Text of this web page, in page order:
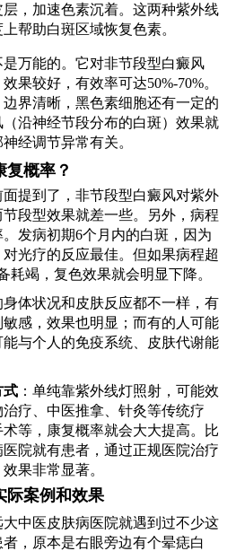
，加速色素沉着。这两种紫外线
帮助白斑区域恢复色素。
万能的。它对非节段型白癜风
果较好，有效率可达50%-70%。
界清晰，黑色素细胞还有一定的
沿神经节段分布的白斑）效果就
经调节异常有关。
复概率？
面提到了，非节段型白癜风对紫外
段型效果就差一些。另外，病程
发病初期6个月内的白斑，因为
光疗的反应最佳。但如果病程超
耗竭，复色效果就会明显下降。
身体状况和皮肤反应都不一样，有
感，效果也明显；而有的人可能
与个人的免疫系统、皮肤代谢能
式 ：单纯靠紫外线灯照射，可能效
疗、中医推拿、针灸等传统疗
等，康复概率就会大大提高。比
院就有患者，通过正规医院治疗
果非常显著。
际案例和效果
中医皮肤病医院就遇到过不少这
，原本是右眼旁边有个晕痣白